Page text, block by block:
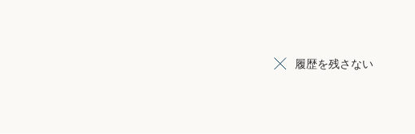
履歴を残さない